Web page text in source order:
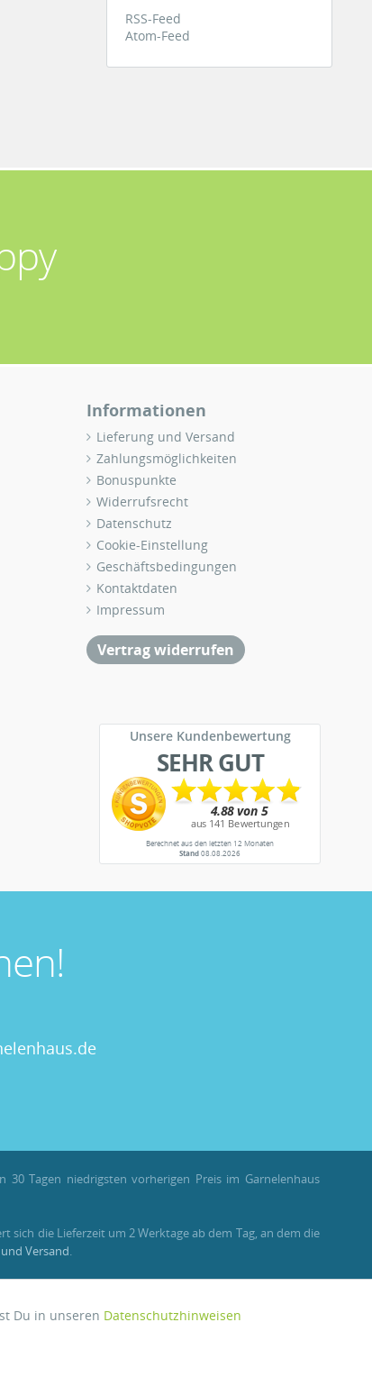
RSS-Feed
Atom-Feed
Informationen
Lieferung und Versand
Zahlungsmöglichkeiten
Bonuspunkte
Widerrufsrecht
Datenschutz
Cookie-Einstellung
Geschäftsbedingungen
Kontaktdaten
Impressum
Vertrag widerrufen
Unsere Kundenbewertung
SEHR GUT
Berechnet aus den letzten 12 Monaten
Stand08.08.2026
30 Tagen niedrigsten vorherigen Preis im Garnelenhaus
die Lieferzeit um 2 Werktage ab dem Tag, an dem die
Versand.
Aktiv
Du in unseren Datenschutzhinweisen